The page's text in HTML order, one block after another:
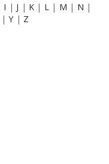
I | J | K | L | M | N |
|Y | Z